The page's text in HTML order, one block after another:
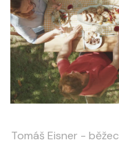
Tomáš Eisner - běžec